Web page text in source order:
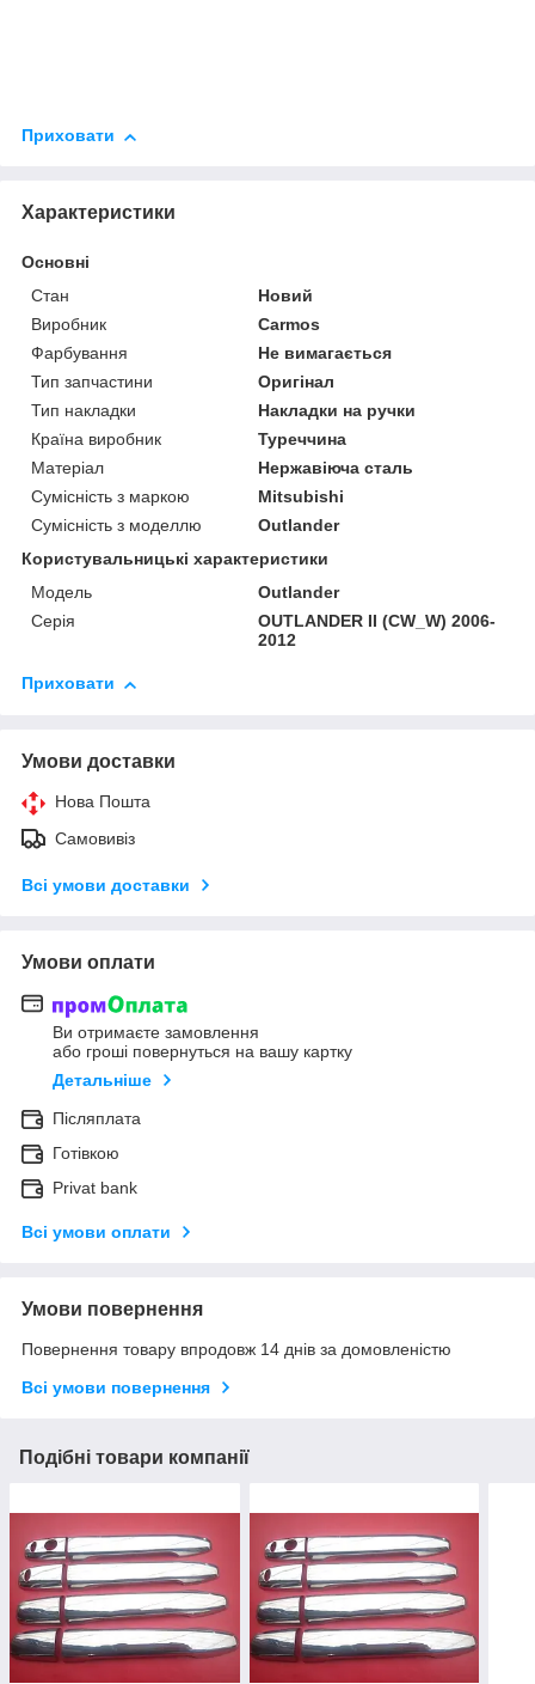
Приховати
Характеристики
Основні
Стан
Новий
Виробник
Carmos
Фарбування
Не вимагається
Тип запчастини
Оригінал
Тип накладки
Накладки на ручки
Країна виробник
Туреччина
Матеріал
Нержавіюча сталь
Сумісність з маркою
Mitsubishi
Сумісність з моделлю
Outlander
Користувальницькі характеристики
Модель
Outlander
Серія
OUTLANDER II (CW_W) 2006-
2012
Приховати
Умови доставки
Нова Пошта
Самовивіз
Всі умови доставки
Умови оплати
Ви отримаєте замовлення
або гроші повернуться на вашу картку
Детальніше
Післяплата
Готівкою
Privat bank
Всі умови оплати
Умови повернення
Повернення товару впродовж 14 днів за домовленістю
Всі умови повернення
Подібні товари компанії